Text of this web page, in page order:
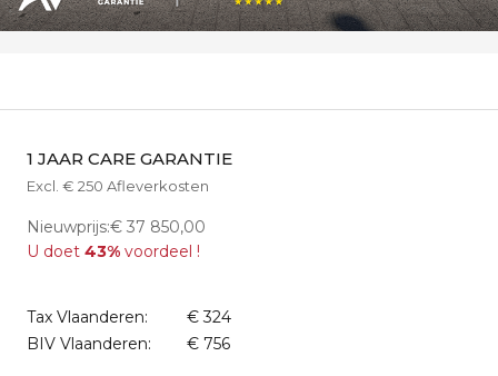
1 JAAR CARE GARANTIE
Excl. € 250 Afleverkosten
Nieuwprijs:€ 37 850,00
U doet 43% voordeel !
Tax Vlaanderen:
€ 324
BIV Vlaanderen:
€ 756